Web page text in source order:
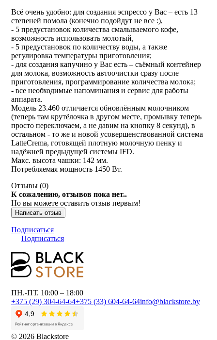
Всё очень удобно: для создания эспрессо у Вас – есть 13
степеней помола (конечно подойдут не все :),
- 5 предустановок количества смалываемого кофе,
возможность использовать молотый,
- 5 предустановок по количеству воды, а также
регулировка температуры приготовления;
- для создания капучино у Вас есть – съёмный контейнер
для молока, возможность автоочистки сразу после
приготовления, программирование количества молока;
- все необходимые напоминания и сервис для работы
аппарата.
Модель 23.460 отличается обновлённым молочником
(теперь там крутёлочка в другом месте, промывку теперь
просто переключаем, а не давим на кнопку 8 секунд), в
остальном - то же и новой усовершенствованной система
LatteCrema, готовящей плотную молочную пенку и
надёжней предыдущей системы IFD.
Макс. высота чашки: 142 мм.
Потребляемая мощность 1450 Вт.
Отзывы (0)
К сожалению, отзывов пока нет..
Но вы можете оставить отзыв первым!
Написать отзыв
Подписаться
Подписаться
ПН.-ПТ. 10:00 – 18:00
+375 (29) 304-64-64+375 (33) 604-64-64info@blackstore.by
© 2026 Blackstore